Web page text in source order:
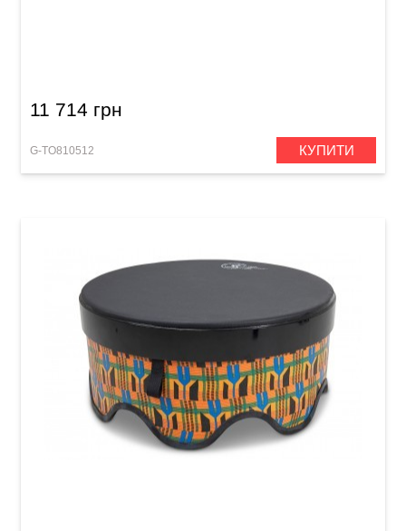
11 714 грн
G-TO810512 КУПИТИ